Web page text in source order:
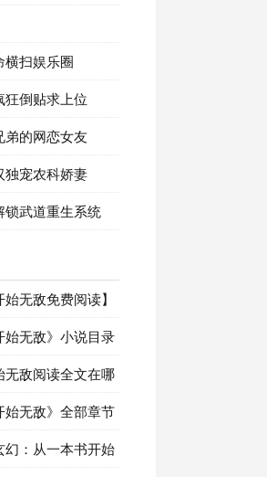
横扫娱乐圈
狂倒贴求上位
弟的网恋女友
独宠农科娇妻
锁武道重生系统
始无敌免费阅读】
强势崛起
始无敌》小说目录
无敌阅读全文在哪
始无敌》全部章节
生死决斗场
幻：从一本书开始